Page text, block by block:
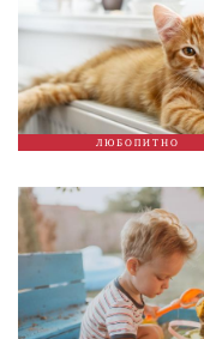
ЛЮБОПИТНО